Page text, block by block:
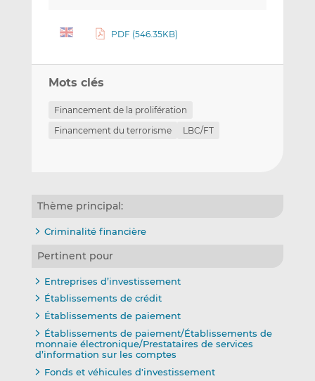
PDF (546.35KB)
Mots clés
Financement de la prolifération
Financement du terrorisme
LBC/FT
Thème principal:
Criminalité financière
Pertinent pour
Entreprises d’investissement
Établissements de crédit
Établissements de paiement
Établissements de paiement/Établissements de
monnaie électronique/Prestataires de services
d’information sur les comptes
Fonds et véhicules d'investissement